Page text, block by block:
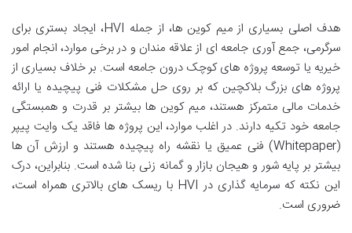
هدف اصلی بسیاری از میم کوین ها، از جمله HVI، ایجاد بستری برای
سرگرمی، جمع آوری جامعه ای از علاقه مندان و در برخی موارد، انجام امور
خیریه یا توسعه پروژه های کوچک درون جامعه است. بر خلاف بسیاری از
پروژه های بزرگ بلاکچین که بر روی حل مشکلات فنی پیچیده یا ارائه
خدمات مالی متمرکز هستند، میم کوین ها بیشتر بر قدرت و همبستگی
جامعه خود تکیه دارند. در اغلب موارد، این پروژه ها فاقد یک وایت پیپر
(Whitepaper) فنی عمیق یا نقشه راه پیچیده هستند و ارزش آن ها
بیشتر بر پایه شور و هیجان بازار و گمانه زنی بنا شده است. بنابراین، درک
این نکته که سرمایه گذاری در HVI با ریسک های بالاتری همراه است،
ضروری است.